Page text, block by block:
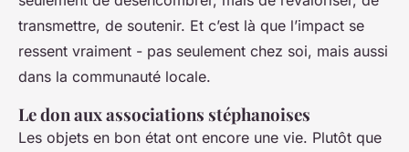
transmettre, de soutenir. Et c’est là que l’impact se
ressent vraiment - pas seulement chez soi, mais aussi
dans la communauté locale.
Le don aux associations stéphanoises
Les objets en bon état ont encore une vie. Plutôt que